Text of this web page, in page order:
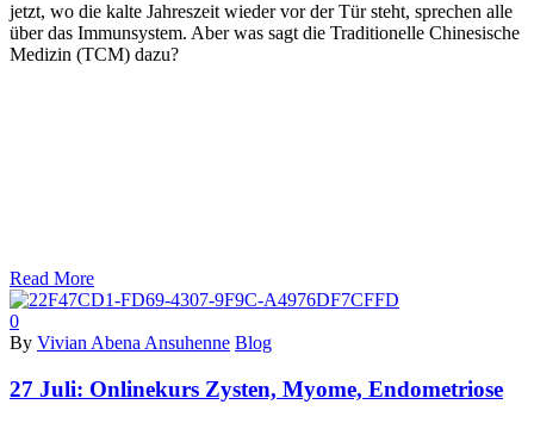
jetzt, wo die kalte Jahreszeit wieder vor der Tür steht, sprechen alle
über das Immunsystem. Aber was sagt die Traditionelle Chinesische
Medizin (TCM) dazu?
Read More
0
By Vivian Abena Ansuhenne Blog
27 Juli: Onlinekurs Zysten, Myome, Endometriose